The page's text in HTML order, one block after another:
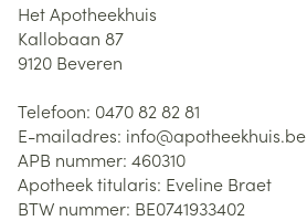
Het Apotheekhuis
Kallobaan 87
9120 Beveren
Telefoon: 0470 82 82 81
E-mailadres: info@apotheekhuis.be
APB nummer: 460310
Apotheek titularis: Eveline Braet
BTW nummer: BE0741933402